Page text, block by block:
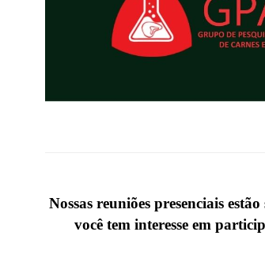
Nossas reuniões presenciais
você tem interesse em